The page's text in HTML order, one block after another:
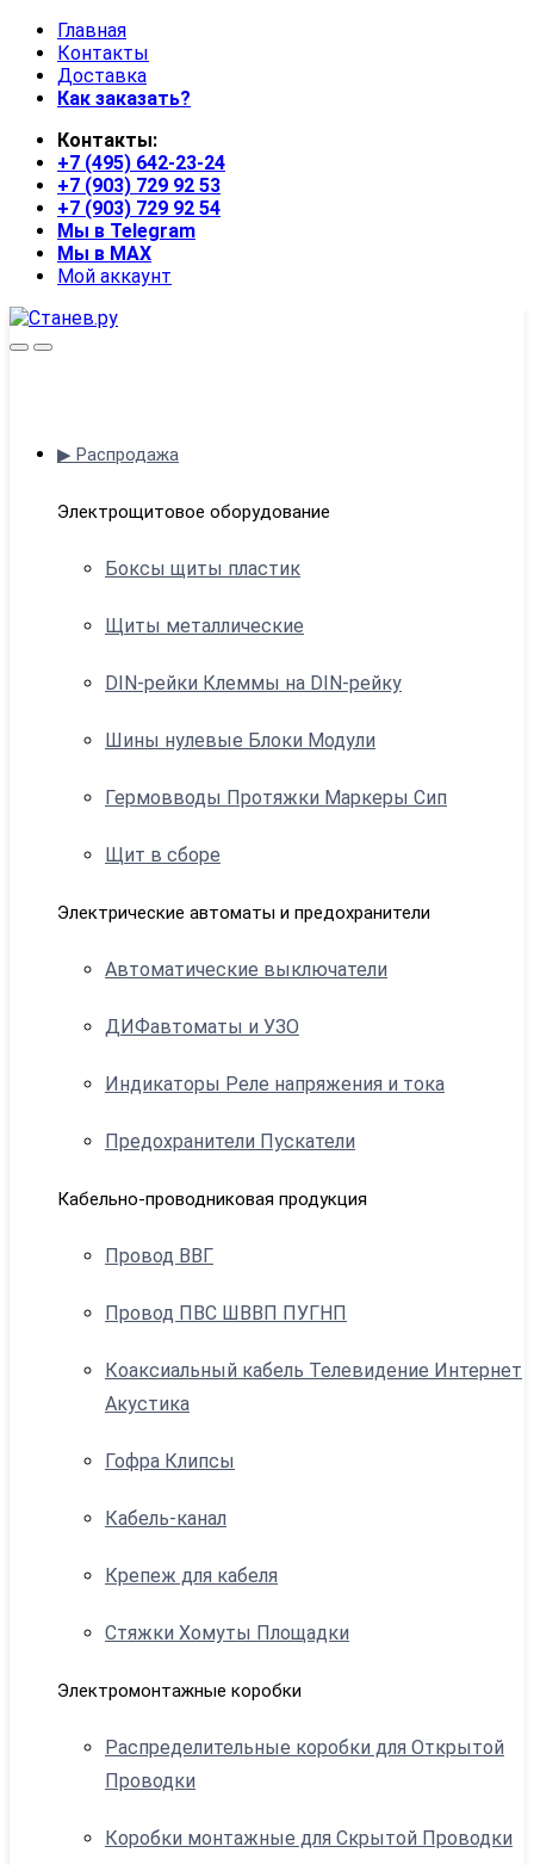
Skip
navigation
Skip
content
Главная
Контакты
Доставка
Как заказать?
Контакты:
+7 (495) 642-23-24
+7 (903) 729 92 53
+7 (903) 729 92 54
Мы в Telegram
Мы в MAX
Мой аккаунт
OpenClose
▶ Распродажа
Электрощитовое оборудование
Боксы щиты пластик
Щиты металлические
DIN-рейки Клеммы на DIN-рейку
Шины нулевые Блоки Модули
Гермовводы Протяжки Маркеры Сип
Щит в сборе
Электрические автоматы и предохранители
Автоматические выключатели
ДИФавтоматы и УЗО
Индикаторы Реле напряжения и тока
Предохранители Пускатели
Кабельно-проводниковая продукция
Провод ВВГ
Провод ПВС ШВВП ПУГНП
Коаксиальный кабель Телевидение Интернет
Акустика
Гофра Клипсы
Кабель-канал
Крепеж для кабеля
Стяжки Хомуты Площадки
Электромонтажные коробки
Распределительные коробки для Открытой
Проводки
Коробки монтажные для Скрытой Проводки